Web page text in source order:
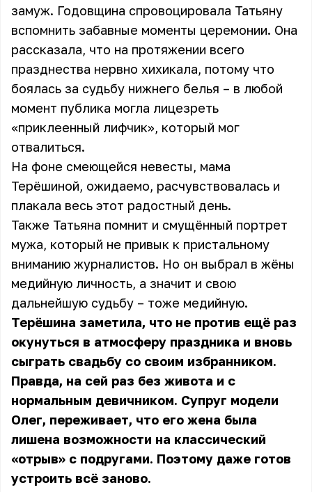
замуж. Годовщина спровоцировала Татьяну
вспомнить забавные моменты церемонии. Она
рассказала, что на протяжении всего
празднества нервно хихикала, потому что
боялась за судьбу нижнего белья – в любой
момент публика могла лицезреть
«приклеенный лифчик», который мог
отвалиться.
На фоне смеющейся невесты, мама
Терёшиной, ожидаемо, расчувствовалась и
плакала весь этот радостный день.
Также Татьяна помнит и смущённый портрет
мужа, который не привык к пристальному
вниманию журналистов. Но он выбрал в жёны
медийную личность, а значит и свою
дальнейшую судьбу – тоже медийную.
Терёшина заметила, что не против ещё раз
окунуться в атмосферу праздника и вновь
сыграть свадьбу со своим избранником.
Правда, на сей раз без живота и с
нормальным девичником. Супруг модели
Олег, переживает, что его жена была
лишена возможности на классический
«отрыв» с подругами. Поэтому даже готов
устроить всё заново.